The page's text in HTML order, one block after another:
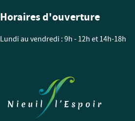
Horaires d'ouverture
Lundi au vendredi : 9h - 12h et 14h-18h